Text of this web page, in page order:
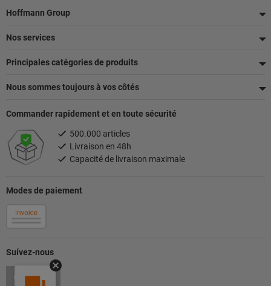
Pied
de
page
Hoffmann Group
Nos services
Principales catégories de produits
Nous sommes toujours à vos côtés
Suívez-nous
Modes de paiement
Commander rapidement et en toute sécurité
500.000 articles
Livraison en 48h
Capacité de livraison maximale